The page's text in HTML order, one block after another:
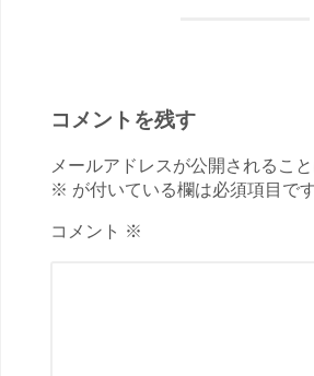
コメントを残す
メールアドレスが公開されること
※ が付いている欄は必須項目で
コメント ※